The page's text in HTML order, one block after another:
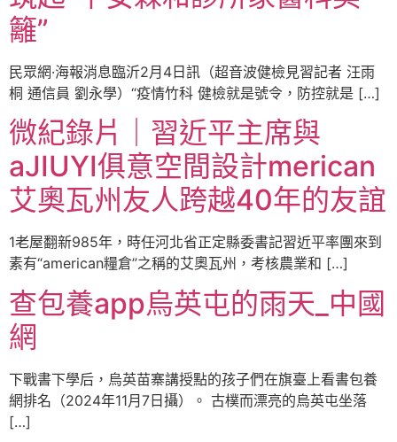
籬”
民眾網·海報消息臨沂2月4日訊（超音波健檢見習記者 汪雨
桐 通信員 劉永學）“疫情竹科 健檢就是號令，防控就是 […]
微紀錄片｜習近平主席與
aJIUYI俱意空間設計merican
艾奧瓦州友人跨越40年的友誼
1老屋翻新985年，時任河北省正定縣委書記習近平率團來到
素有“american糧倉”之稱的艾奧瓦州，考核農業和 […]
查包養app烏英屯的雨天_中國
網
下戰書下學后，烏英苗寨講授點的孩子們在旗臺上看書包養
網排名（2024年11月7日攝）。 古樸而漂亮的烏英屯坐落
[…]